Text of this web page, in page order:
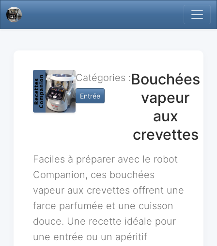
Catégories :
Entrée
Bouchées
vapeur
aux
crevettes
Faciles à préparer avec le robot
Companion, ces bouchées
vapeur aux crevettes offrent une
farce parfumée et une cuisson
douce. Une recette idéale pour
une entrée ou un apéritif